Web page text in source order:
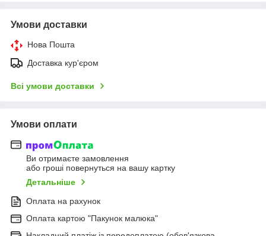
Умови доставки
Нова Пошта
Доставка кур'єром
Всі умови доставки
Умови оплати
Ви отримаєте замовлення
або гроші повернуться на вашу картку
Детальніше
Оплата на рахунок
Оплата картою "Пакунок малюка"